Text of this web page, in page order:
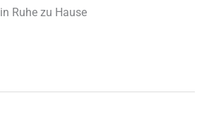
Ruhe zu Hause